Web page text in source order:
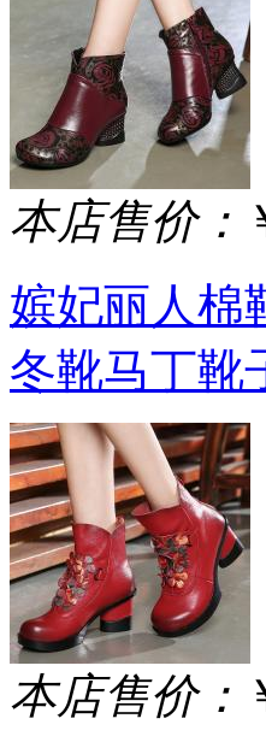
本店售价：
嫔妃丽人棉
冬靴马丁靴
本店售价：